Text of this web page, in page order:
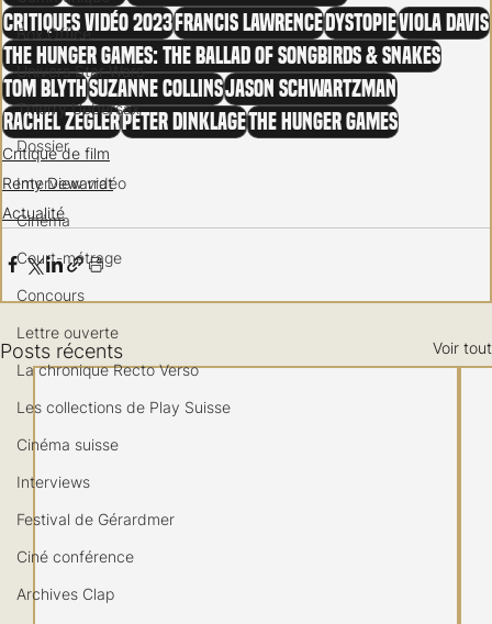
Box Office
Univers Star Wars
Thierry Uebersax
Dossier
Interview vidéo
Cinéma
Court-métrage
Concours
Lettre ouverte
La chronique Recto Verso
Les collections de Play Suisse
Cinéma suisse
Interviews
Festival de Gérardmer
Ciné conférence
Archives Clap
Critiques vidéo 2023 Francis Lawrence DystopieViola Davis
The Hunger Games: The Ballad of Songbirds & Snakes
Tom BlythSuzanne CollinsJason Schwartzman
Rachel ZeglerPeter DinklageThe Hunger Games
Critique de film
Remy Dewarrat
Actualité
Posts récents Voir tout